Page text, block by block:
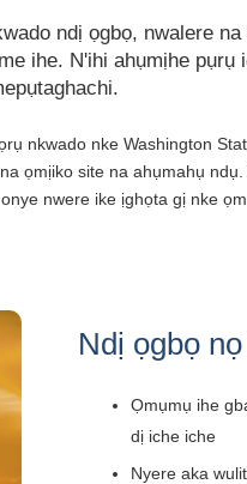
ndị ọgbọ, nwalere
ihe. N'ihi ahụmịhe
nkwado nke Washington
ọmịiko site na ahụmahụ
nwere ike ịghọta gị nke
Ndị ọgbọ
Ọmụmụ ihe
dị iche iche
Nyere aka